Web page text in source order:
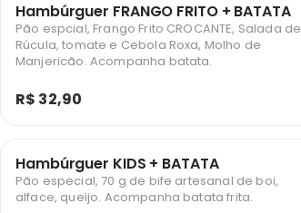
Hambúrguer FRANGO FRITO + BATATA
Pão espcial, Frango Frito CROCANTE, Salada de
Rúcula, tomate e Cebola Roxa, Molho de
Manjericão. Acompanha batata.
R$ 32,90
Hambúrguer KIDS + BATATA
Pão especial, 70 g de bife artesanal de boi,
alface, queijo. Acompanha batata frita.